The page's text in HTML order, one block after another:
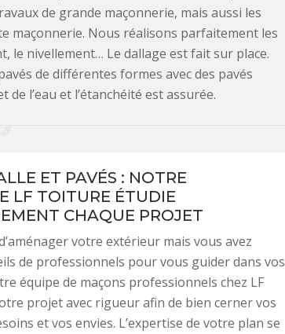
de grande maçonnerie, mais aussi les
maçonnerie. Nous réalisons parfaitement les
le nivellement… Le dallage est fait sur place.
de différentes formes avec des pavés
l’eau et l’étanchéité est assurée.
ET PAVÉS : NOTRE
LF TOITURE ÉTUDIE
CHAQUE PROJET
votre extérieur mais vous avez
de professionnels pour vous guider dans vos
équipe de maçons professionnels chez LF
projet avec rigueur afin de bien cerner vos
et vos envies. L’expertise de votre plan se